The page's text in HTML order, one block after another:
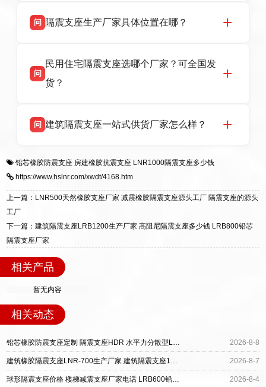
话：13323182312。
品资质齐全，每批次产品均配有正规第三方检测
货，厂家电话：13323182312，地址迎宾大街 9
号北方工业基地。
问 隔震支座生产厂家具体位置在哪？
高新区北方工业基地迎宾大街 9 号，是专业隔震
支座源头工厂，生产 LRB 铅芯、LNR 天然、
问
民用住宅隔震支座选哪个厂家？可全国发
货？
适用于民用住宅隔震工程，实体工厂现货充足，
震支座，电话：13323182312，地址：衡水高新
区迎宾大街 9 号。
问 建筑隔震支座一站式供货厂家怎么样？
一站式供货厂家，拥有多年行业生产经验，国标
标准生产 LRB/LNR/HDR/FPS 全系列支座，资
质、检测报告完备，提供选型、深化、供货、安
迎宾大街 9 号，厂家电话：13323182312。
铅芯橡胶防震支座 房建橡胶抗震支座 LNR1000隔震支座多少钱
https://www.hslnr.com/xwdt/4168.htm
上一篇：LNR500天然橡胶支座厂家 减震橡胶隔震支座源头工厂 隔震支座的源头
工厂
下一篇：建筑隔震支座LRB1200生产厂家 高阻尼隔震支座多少钱 LRB800铅芯
隔震支座厂家
相关产品
暂无内容
相关动态
铅芯橡胶防震支座定制 隔震支座HDR 水平力分散型LNR隔震支座厂家电话 2026-8-8
建筑橡胶隔震支座LNR-700生产厂家 建筑隔震支座1型生产厂家 带铅芯橡胶隔震支座源头工厂 2026-8-7
球形隔震支座价格 楼梯减震支座厂家电话 LRB600铅芯橡胶隔震支座源头工厂 2026-8-4